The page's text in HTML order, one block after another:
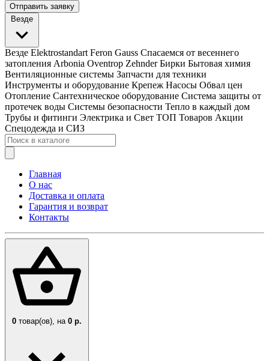
Отправить заявку
Везде
Везде Elektrostandart Feron Gauss Спасаемся от весеннего
затопления Arbonia Oventrop Zehnder Бирки Бытовая химия
Вентиляционные системы Запчасти для техники
Инструменты и оборудование Крепеж Насосы Обвал цен
Отопление Сантехническое оборудование Система защиты от
протечек воды Системы безопасности Тепло в каждый дом
Трубы и фитинги Электрика и Свет ТОП Товаров Акции
Спецодежда и СИЗ
Главная
О нас
Доставка и оплата
Гарантия и возврат
Контакты
0 товар(ов), на 0 р.